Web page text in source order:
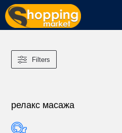
Filters
релакс масажа